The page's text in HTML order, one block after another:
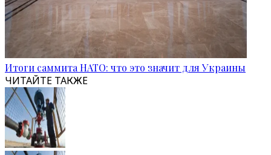
Итоги саммита НАТО: что это значит для Украины
ЧИТАЙТЕ ТАКЖЕ